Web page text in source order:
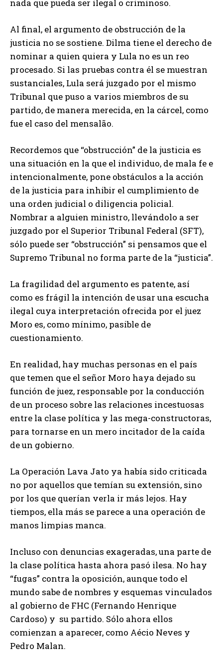
nada que pueda ser ilegal o criminoso.
Al final, el argumento de obstrucción de la
justicia no se sostiene. Dilma tiene el derecho de
nominar a quien quiera y Lula no es un reo
procesado. Si las pruebas contra él se muestran
sustanciales, Lula será juzgado por el mismo
Tribunal que puso a varios miembros de su
partido, de manera merecida, en la cárcel, como
fue el caso del mensalão.
Recordemos que “obstrucción” de la justicia es
una situación en la que el individuo, de mala fe e
intencionalmente, pone obstáculos a la acción
de la justicia para inhibir el cumplimiento de
una orden judicial o diligencia policial.
Nombrar a alguien ministro, llevándolo a ser
juzgado por el Superior Tribunal Federal (SFT),
sólo puede ser “obstrucción” si pensamos que el
Supremo Tribunal no forma parte de la “justicia”.
La fragilidad del argumento es patente, así
como es frágil la intención de usar una escucha
ilegal cuya interpretación ofrecida por el juez
Moro es, como mínimo, pasible de
cuestionamiento.
En realidad, hay muchas personas en el país
que temen que el señor Moro haya dejado su
función de juez, responsable por la conducción
de un proceso sobre las relaciones incestuosas
entre la clase política y las mega-constructoras,
para tornarse en un mero incitador de la caída
de un gobierno.
La Operación Lava Jato ya había sido criticada
no por aquellos que temían su extensión, sino
por los que querían verla ir más lejos. Hay
tiempos, ella más se parece a una operación de
manos limpias manca.
Incluso con denuncias exageradas, una parte de
la clase política hasta ahora pasó ilesa. No hay
“fugas” contra la oposición, aunque todo el
mundo sabe de nombres y esquemas vinculados
al gobierno de FHC (Fernando Henrique
Cardoso) y su partido. Sólo ahora ellos
comienzan a aparecer, como Aécio Neves y
Pedro Malan.